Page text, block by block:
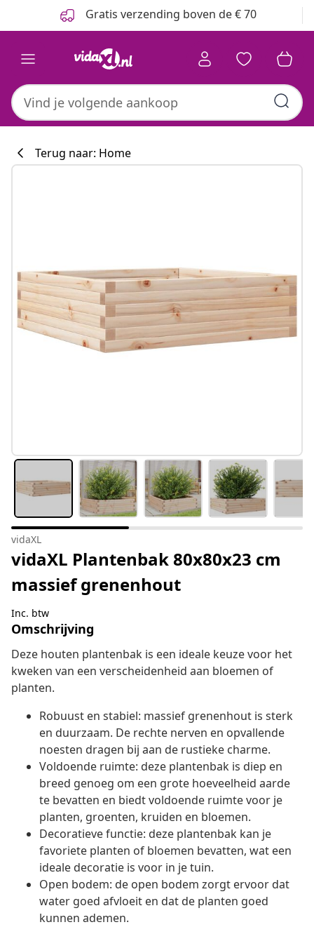
Gratis verzending boven de € 70
Terug naar: Home
vidaXL
vidaXL Plantenbak 80x80x23 cm
massief grenenhout
Inc. btw
Omschrijving
Deze houten plantenbak is een ideale keuze voor het
kweken van een verscheidenheid aan bloemen of
planten.
Robuust en stabiel: massief grenenhout is sterk
en duurzaam. De rechte nerven en opvallende
noesten dragen bij aan de rustieke charme.
Voldoende ruimte: deze plantenbak is diep en
breed genoeg om een grote hoeveelheid aarde
te bevatten en biedt voldoende ruimte voor je
planten, groenten, kruiden en bloemen.
Decoratieve functie: deze plantenbak kan je
favoriete planten of bloemen bevatten, wat een
ideale decoratie is voor in je tuin.
Open bodem: de open bodem zorgt ervoor dat
water goed afvloeit en dat de planten goed
kunnen ademen.